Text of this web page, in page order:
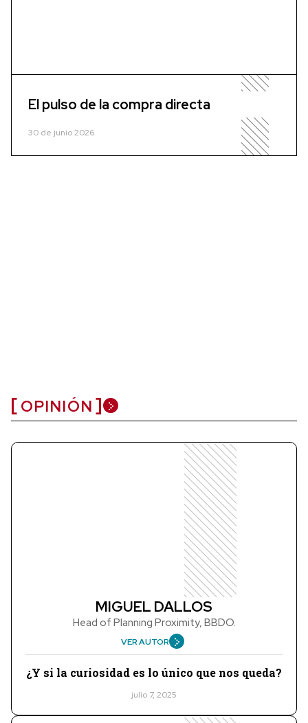
El pulso de la compra directa
30 de junio 2026
OPINIÓN
MIGUEL DALLOS
Head of Planning Proximity, BBDO.
VER AUTOR
¿Y si la curiosidad es lo único que nos queda?
julio 7, 2025